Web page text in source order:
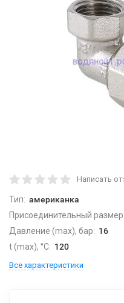
Написать
Тип: американка
Присоединительный размер:
Давление (max), бар: 16
t (max), °С: 120
Все характеристики